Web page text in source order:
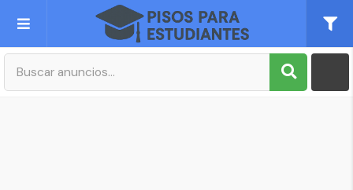
Publica tu Anuncio